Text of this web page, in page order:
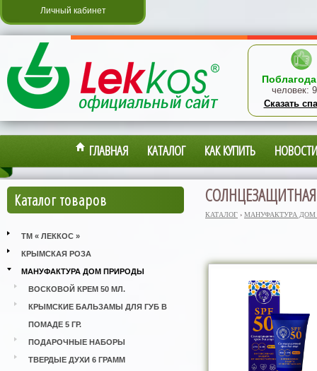
Личный кабинет
человек:
Сказать
ГЛАВНАЯ КАТАЛОГ КАК КУПИТЬ НОВОСТИ
Каталог товаров
ТМ « ЛЕККОС »
КРЫМСКАЯ РОЗА
МАНУФАКТУРА ДОМ ПРИРОДЫ
ВОСКОВОЙ КРЕМ 50 МЛ.
КРЫМСКИЕ БАЛЬЗАМЫ ДЛЯ ГУБ В
ПОМАДЕ 5 ГР.
ПОДАРОЧНЫЕ НАБОРЫ
ТВЕРДЫЕ ДУХИ 6 ГРАММ
КАТАЛОГ › МАНУФАКТУРА